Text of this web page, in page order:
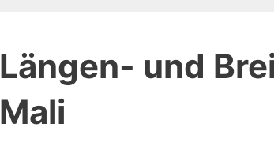
Längen- und
Mali